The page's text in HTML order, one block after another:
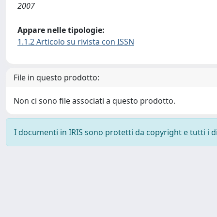
2007
Appare nelle tipologie:
1.1.2 Articolo su rivista con ISSN
File in questo prodotto:
Non ci sono file associati a questo prodotto.
I documenti in IRIS sono protetti da copyright e tutti i